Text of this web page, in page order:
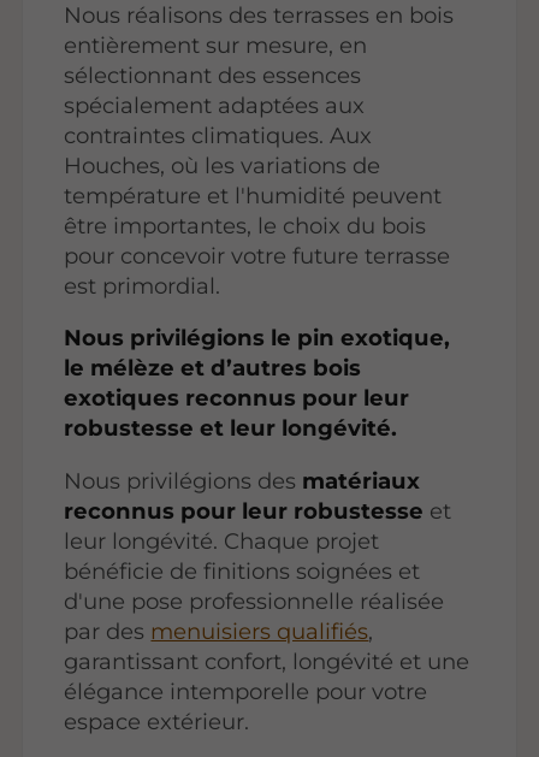
Nous réalisons des terrasses en bois
entièrement sur mesure, en
sélectionnant des essences
spécialement adaptées aux
contraintes climatiques. Aux
Houches, où les variations de
température et l'humidité peuvent
être importantes, le choix du bois
pour concevoir votre future terrasse
est primordial.
Nous privilégions le pin exotique,
le mélèze et d’autres bois
exotiques reconnus pour leur
robustesse et leur longévité.
Nous privilégions des matériaux
reconnus pour leur robustesse et
leur longévité. Chaque projet
bénéficie de finitions soignées et
d'une pose professionnelle réalisée
par des menuisiers qualifiés,
garantissant confort, longévité et une
élégance intemporelle pour votre
espace extérieur.